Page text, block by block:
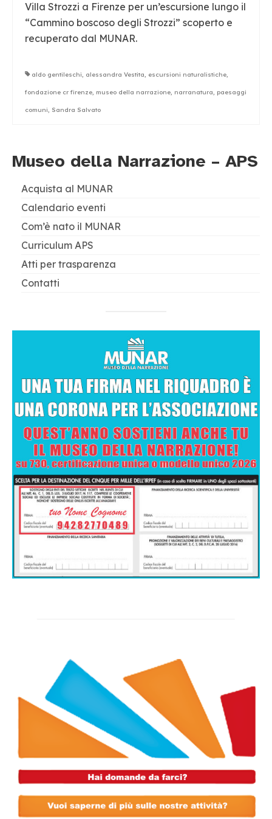
Villa Strozzi a Firenze per un’escursione lungo il
“Cammino boscoso degli Strozzi” scoperto e
recuperato dal MUNAR.
aldo gentileschi, alessandra Vestita, escursioni naturalistiche,
fondazione cr firenze, museo della narrazione, narranatura, paesaggi
comuni, Sandra Salvato
Museo della Narrazione – APS
Acquista al MUNAR
Calendario eventi
Com’è nato il MUNAR
Curriculum APS
Atti per trasparenza
Contatti